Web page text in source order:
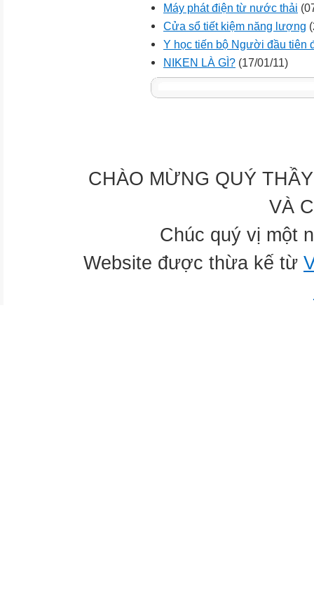
Máy phát điện từ nước thải
Cửa sổ tiết kiệm năng lượng
Y học tiến bộ Người đầu tiên
NIKEN LÀ GÌ? (17/01/11)
CHÀO MỪNG QUÝ
VÀ
Chúc quý vị một
Website được thừa kế từ